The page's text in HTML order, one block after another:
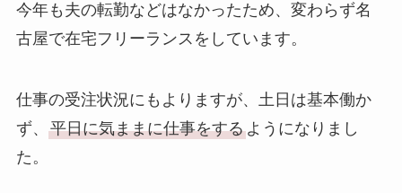
今年も夫の転勤などはなかったため、変わらず名
古屋で在宅フリーランスをしています。
仕事の受注状況にもよりますが、土日は基本働か
ず、 平日に気ままに仕事をするようになりまし
た。